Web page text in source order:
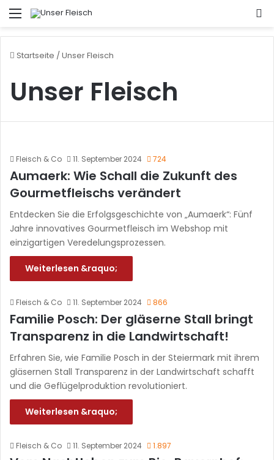
Menü
Startseite /Unser Fleisch
Unser Fleisch
Fleisch & Co 11. September 2024 724
Aumaerk: Wie Schall die Zukunft des
Gourmetfleischs verändert
Entdecken Sie die Erfolgsgeschichte von „Aumaerk“: Fünf
Jahre innovatives Gourmetfleisch im Webshop mit
einzigartigen Veredelungsprozessen.
Weiterlesen &raquo;
Fleisch & Co 11. September 2024 866
Familie Posch: Der gläserne Stall bringt
Transparenz in die Landwirtschaft!
Erfahren Sie, wie Familie Posch in der Steiermark mit ihrem
gläsernen Stall Transparenz in der Landwirtschaft schafft
und die Geflügelproduktion revolutioniert.
Weiterlesen &raquo;
Fleisch & Co 11. September 2024 1.897